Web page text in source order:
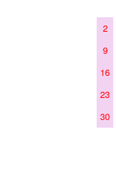
2
9
16
23
30